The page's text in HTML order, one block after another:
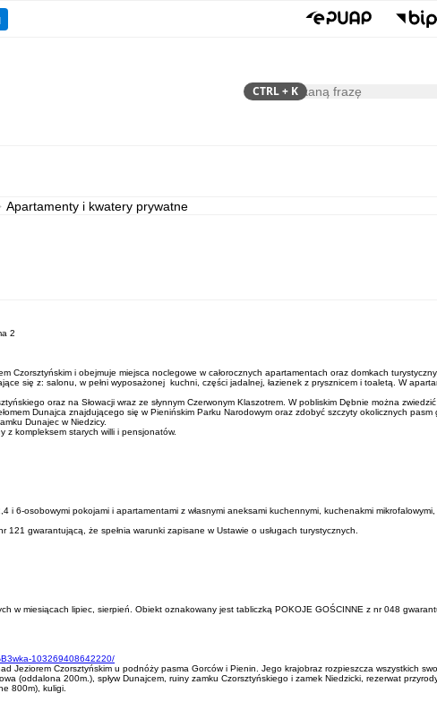
Szukaj
CTRL+ K
Apartamenty i kwatery prywatne
2
Czorsztyńskim i obejmuje miejsca noclegowe w całorocznych apartamentach oraz domkach
się z: salonu, w pełni wyposażonej kuchni, części jadalnej, łazienek z prysznicem i toaletą. W
oraz na Słowacji wraz ze słynnym Czerwonym Klaszotrem. W pobliskim Dębnie można
Dunajca znajdującego się w Pienińskim Parku Narodowym oraz zdobyć szczyty okolicznych
Dunajec w Niedzicy.
z kompleksem starych willi i pensjonatów.
i 6-osobowymi pokojami i apartamentami z własnymi aneksami kuchennymi, kuchenakmi
gwarantującą, że spełnia warunki zapisane w Ustawie o usługach turystycznych.
w miesiącach lipiec, sierpień. Obiekt oznakowany jest tabliczką POKOJE GOŚCINNE z nr 048
103269408642220/
Jeziorem Czorsztyńskim u podnóży pasma Gorców i Pienin. Jego krajobraz rozpieszcza wszystkich
(oddalona 200m.), spływ Dunajcem, ruiny zamku Czorsztyńskiego i zamek Niedzicki, rezerwat
800m), kuligi.